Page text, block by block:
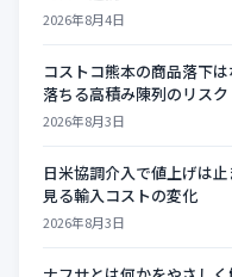
2026年8月4日
コストコ熊本の商品落下
落ちる高積み陳列のリスク
2026年8月3日
日米協調介入で値上げは
見る輸入コストの変化
2026年8月3日